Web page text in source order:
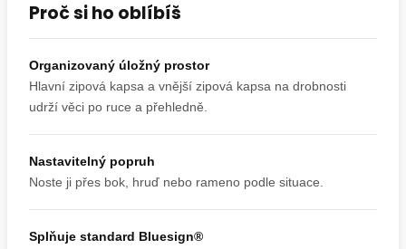
Proč si ho oblíbíš
Organizovaný úložný prostor
Hlavní zipová kapsa a vnější zipová kapsa na drobnosti
udrží věci po ruce a přehledně.
Nastavitelný popruh
Noste ji přes bok, hruď nebo rameno podle situace.
Splňuje standard Bluesign®